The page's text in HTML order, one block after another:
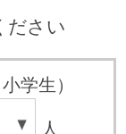
ださい
学生）
人